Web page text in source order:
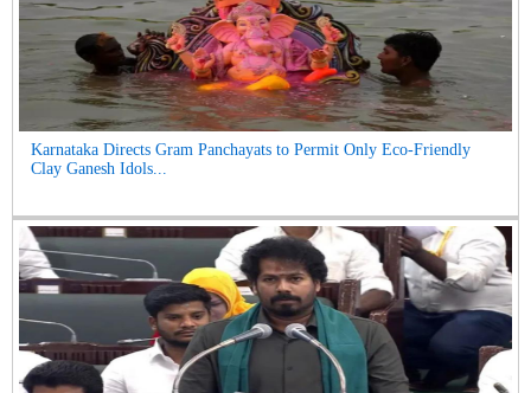
Karnataka Directs Gram Panchayats to Permit Only Eco-Friendly
Clay Ganesh Idols...